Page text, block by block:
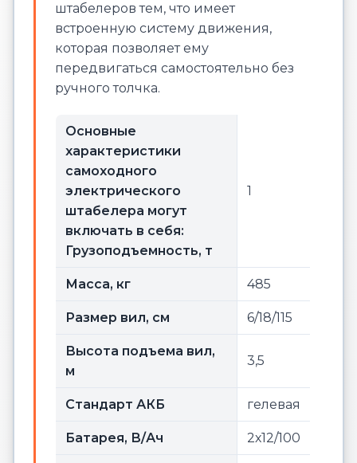
штабелеров тем, что имеет
встроенную систему движения,
которая позволяет ему
передвигаться самостоятельно без
ручного толчка.
Основные
характеристики
самоходного
электрического
штабелера могут
включать в себя:
Грузоподъемность, т
1
Масса, кг 485
Размер вил, см 6/18/115
Высота подъема вил,
м
3,5
Стандарт АКБ гелевая
Батарея, В/Ач 2х12/100